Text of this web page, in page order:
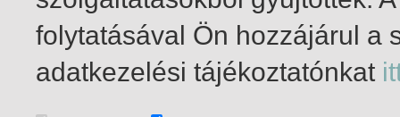
1-0 / insgesamt 0 Treffer
folytatásával Ön hozzájárul a
adatkezelési tájékoztatónkat